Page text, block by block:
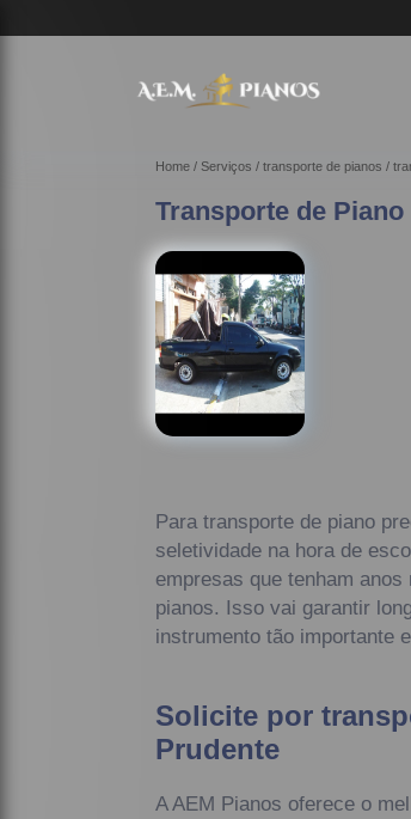
Home Serviços transporte de pianos
Transporte de
Para transporte de piano
seletividade na hora de
empresas que tenham
pianos. Isso vai garantir
instrumento tão importante
Solicite por
Prudente
A AEM Pianos oferece o